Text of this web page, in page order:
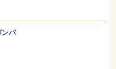
バ